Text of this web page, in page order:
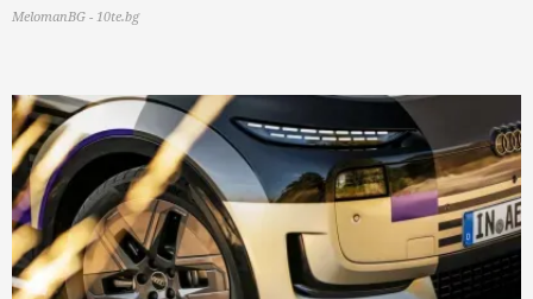
MelomanBG - 10te.bg